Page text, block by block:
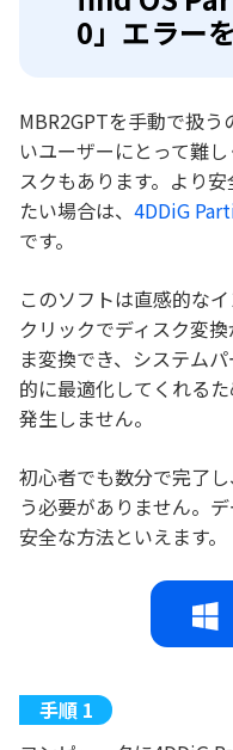
0」エラー
MBR2GPTを手動で扱
いユーザーにとって難
スクもあります。より
たい場合は、 4DDiG
です。
このソフトは直感的な
クリックでディスク変
ま変換でき、システム
的に最適化してくれる
発生しません。
初心者でも数分で完了
う必要がありません。
安全な方法といえます。